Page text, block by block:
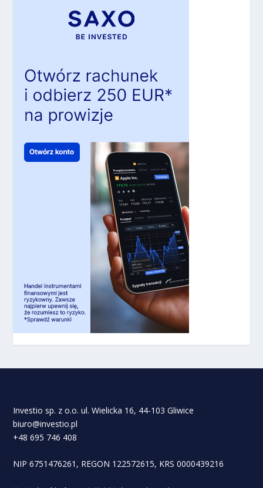
Investio sp. z o.o. ul. Wielicka 16, 44-103 Gliwice
biuro@investio.pl
+48 695 746 408
NIP 6751476261, REGON 122572615, KRS 0000439216